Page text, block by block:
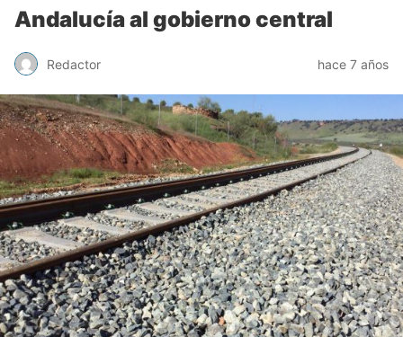
Andalucía al gobierno central
Redactor hace 7 años